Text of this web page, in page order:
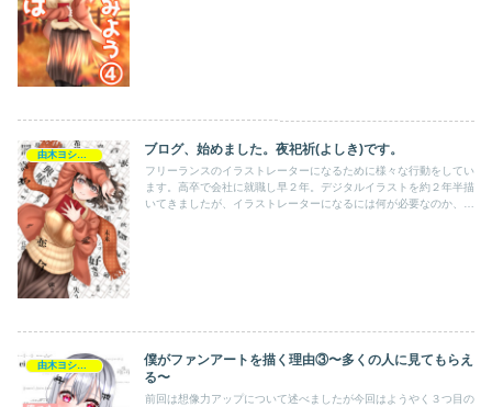
由木ヨシキの活動記録 ブログ、始めました。夜祀祈(よしき)です。
フリーランスのイラストレーターになるために様々な行動をしてい
ます。高卒で会社に就職し早２年。デジタルイラストを約２年半描
いてきましたが、イラストレーターになるには何が必要なのか、何
由木ヨシキの活動記録
僕がファンアートを描く理由③〜多くの人に見てもらえ
る〜
前回は想像力アップについて述べましたが今回はようやく３つ目の